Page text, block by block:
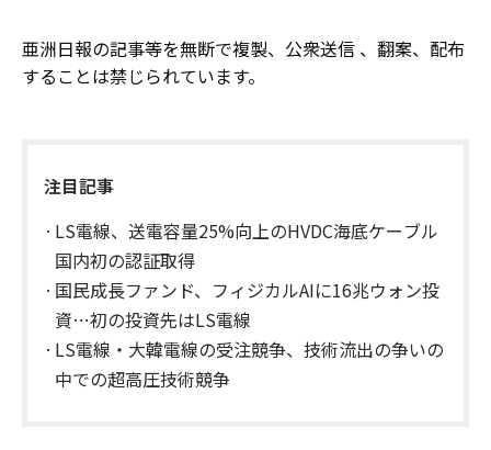
亜洲日報の記事等を無断で複製、公衆送信 、翻案、配布
することは禁じられています。
注目記事
LS電線、送電容量25%向上のHVDC海底ケーブル
国内初の認証取得
国民成長ファンド、フィジカルAIに16兆ウォン投
資…初の投資先はLS電線
LS電線・大韓電線の受注競争、技術流出の争いの
中での超高圧技術競争